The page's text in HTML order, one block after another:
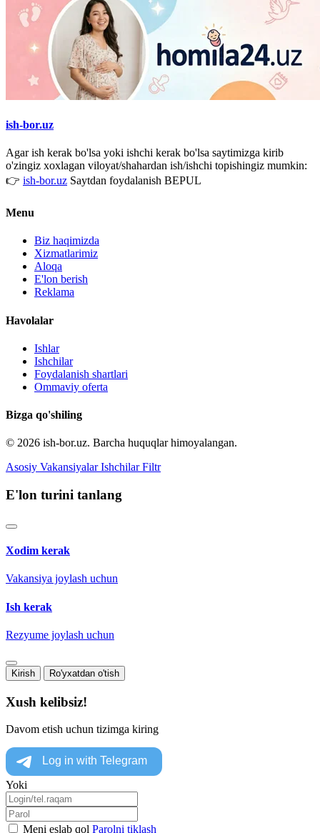
ish-bor.uz
Agar ish kerak bo'lsa yoki ishchi kerak bo'lsa saytimizga kirib
o'zingiz xoxlagan viloyat/shahardan ish/ishchi topishingiz mumkin:
👉 ish-bor.uz Saytdan foydalanish BEPUL
Menu
Biz haqimizda
Xizmatlarimiz
Aloqa
E'lon berish
Reklama
Havolalar
Ishlar
Ishchilar
Foydalanish shartlari
Ommaviy oferta
Bizga qo'shiling
© 2026 ish-bor.uz. Barcha huquqlar himoyalangan.
Asosiy Vakansiyalar Ishchilar Filtr
E'lon turini tanlang
Xodim kerak
Vakansiya joylash uchun
Ish kerak
Rezyume joylash uchun
Kirish Ro'yxatdan o'tish
Xush kelibsiz!
Davom etish uchun tizimga kiring
Yoki
Meni eslab qol Parolni tiklash